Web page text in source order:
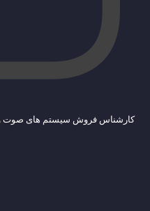
کارشناس فروش سیستم های صوت و دستگیره